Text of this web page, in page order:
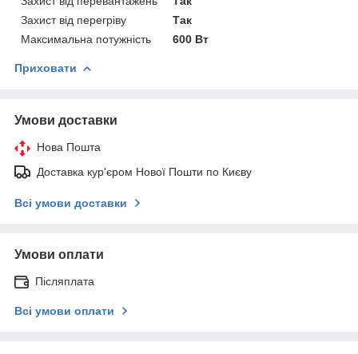
Захист від перегріву
Так
Максимальна потужність
600 Вт
Приховати
Умови доставки
Нова Пошта
Доставка кур'єром Нової Пошти по Києву
Всі умови доставки
Умови оплати
Післяплата
Всі умови оплати